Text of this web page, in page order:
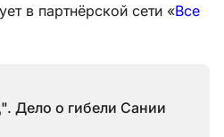
в партнёрской сети «Все
Дело о гибели Сании